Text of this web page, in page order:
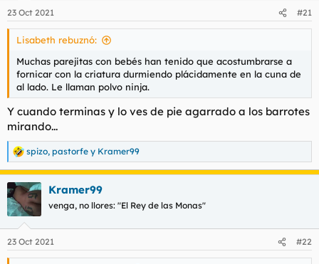
23 Oct 2021 #21
Lisabeth rebuznó:
Muchas parejitas con bebés han tenido que acostumbrarse a
fornicar con la criatura durmiendo plácidamente en la cuna de
al lado. Le llaman polvo ninja.
Y cuando terminas y lo ves de pie agarrado a los barrotes
mirando...
R
e
a
c
c
i
e
s
spizo, pastorfe y Kramer99
Kramer99
venga, no llores: "El Rey de las Monas"
23 Oct 2021 #22